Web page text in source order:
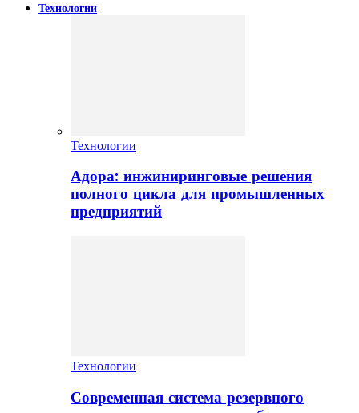
Технологии
Технологии
Адора: инжиниринговые решения
полного цикла для промышленных
предприятий
Технологии
Современная система резервного